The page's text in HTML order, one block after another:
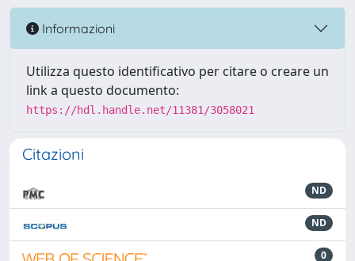
Informazioni
Utilizza questo identificativo per citare o creare un
link a questo documento:
https://hdl.handle.net/11381/3058021
Citazioni
ND
ND
0